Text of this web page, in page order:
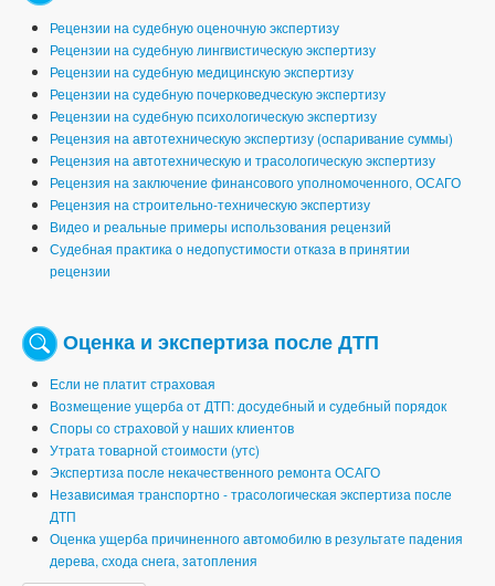
Рецензии на судебную оценочную экспертизу
Рецензии на судебную лингвистическую экспертизу
Рецензии на судебную медицинскую экспертизу
Рецензии на судебную почерковедческую экспертизу
Рецензии на судебную психологическую экспертизу
Рецензия на автотехническую экспертизу (оспаривание суммы)
Рецензия на автотехническую и трасологическую экспертизу
Рецензия на заключение финансового уполномоченного, ОСАГО
Рецензия на строительно-техническую экспертизу
Видео и реальные примеры использования рецензий
Судебная практика о недопустимости отказа в принятии
рецензии
Оценка и экспертиза после ДТП
Если не платит страховая
Возмещение ущерба от ДТП: досудебный и судебный порядок
Споры со страховой у наших клиентов
Утрата товарной стоимости (утс)
Экспертиза после некачественного ремонта ОСАГО
Независимая транспортно - трасологическая экспертиза после
ДТП
Оценка ущерба причиненного автомобилю в результате падения
дерева, схода снега, затопления